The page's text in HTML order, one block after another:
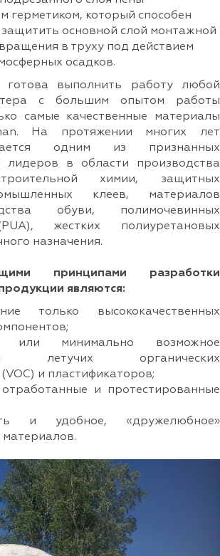
герметиком, который способен
основной слой монтажной
в труху под действием
осадков.
готова выполнить работу любой
с большим опытом работы
самые качественные материалы
На протяжении многих лет
одним из признанных
лидеров в области производства
химии, защитных
клеев, материалов
обуви, полимочевинных
жестких полиуретановых
назначения.
принципами разработки
являются:
только высококачественных
или минимально возможное
летучих органических
и пластификаторов;
отработанные и протестированные
и удобное, «дружелюбное»